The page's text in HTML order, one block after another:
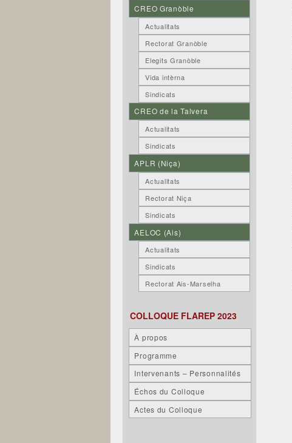
CREO Granòble
Actualitats
Rectorat Granòble
Elegits Granòble
Vida intèrna
Sindicats
CREO de la Talvera
Actualitats
Sindicats
APLR (Niça)
Actualitats
Rectorat Niça
Sindicats
AELOC (Ais)
Actualitats
Sindicats
Rectorat Ais-Marselha
COLLOQUE FLAREP 2023
À propos
Programme
Intervenants – Personnalités
Échos du Colloque
Actes du Colloque